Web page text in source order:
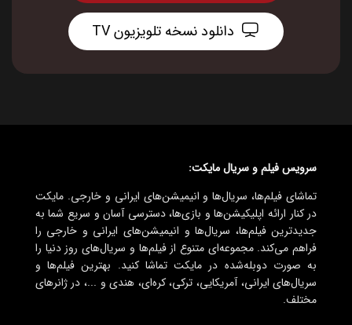
دانلود نسخه تلویزیون TV
سرویس فیلم و سریال مایکت:
تماشای فیلم‌ها، سریال‌ها و انیمیشن‌های ایرانی و خارجی. مایکت
در کنار ارائه اپلیکیشن‌ها و بازی‌ها، دسترسی آسان و سریع شما به
جدیدترین فیلم‌ها، سریال‌ها و انیمیشن‌های ایرانی و خارجی را
فراهم می‌کند. مجموعه‌ای متنوع از فیلم‌ها و سریال‌های روز دنیا را
به صورت دوبله‌شده در مایکت تماشا کنید. بهترین فیلم‌ها و
سریال‌های ایرانی، آمریکایی، ترکی، کره‌ای، هندی و ...، در ژانرهای
مختلف.